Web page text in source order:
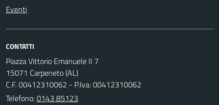
Eventi
CONTATTI
Piazza Vittorio Emanuele II 7
15071 Carpeneto (AL)
C.F. 00412310062 - P.Iva: 00412310062
Telefono:0143 85123